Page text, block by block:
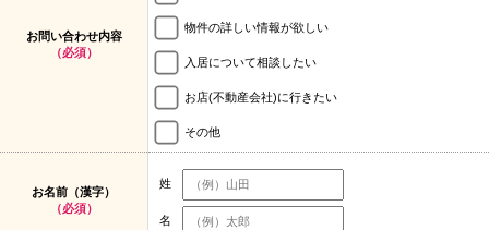
お問い合わせ内容
（必須）
物件の詳しい情報が欲しい
入居について相談したい
お店(不動産会社)に行きたい
その他
お名前（漢字）
（必須）
姓
名